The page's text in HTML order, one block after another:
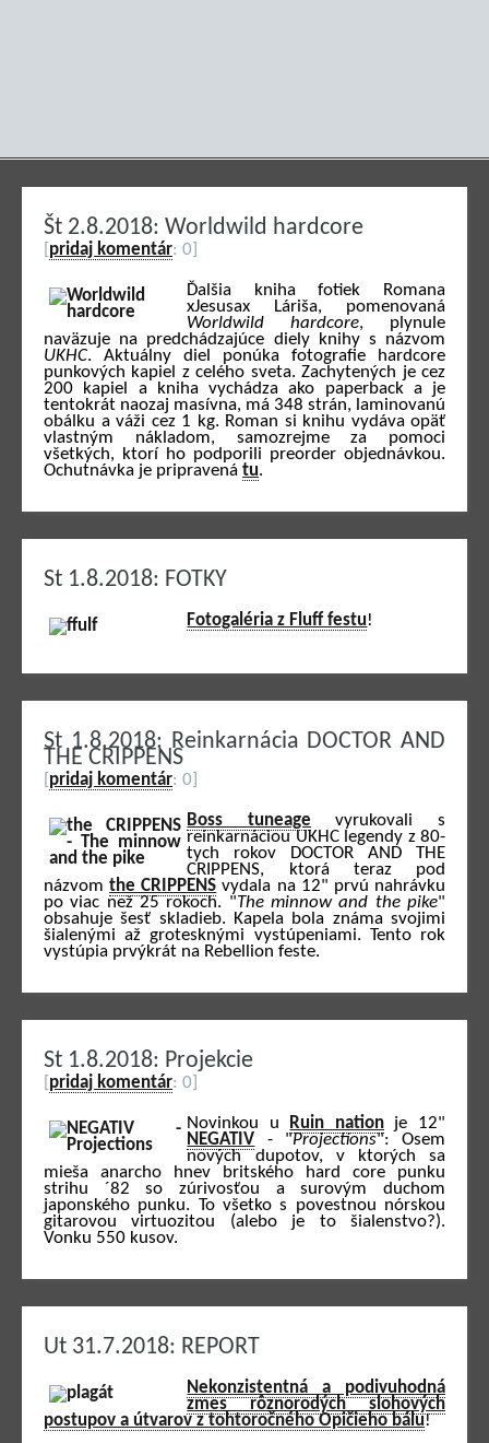
Št 2.8.2018: Worldwild hardcore
pridaj komentár: 0]
Ďalšia kniha fotiek Romana
xJesusax Láriša, pomenovaná
Worldwild hardcore, plynule
naväzuje na predchádzajúce diely knihy s názvom
UKHC. Aktuálny diel ponúka fotografie hardcore
punkových kapiel z celého sveta. Zachytených je cez
200 kapiel a kniha vychádza ako paperback a je
tentokrát naozaj masívna, má 348 strán, laminovanú
obálku a váži cez 1 kg. Roman si knihu vydáva opäť
vlastným nákladom, samozrejme za pomoci
všetkých, ktorí ho podporili preorder objednávkou.
Ochutnávka je pripravená tu.
St 1.8.2018: FOTKY
Fotogaléria z Fluff festu!
St 1.8.2018: Reinkarnácia DOCTOR AND
THE CRIPPENS
pridaj komentár: 0]
Boss tuneage vyrukovali s
reinkarnáciou UKHC legendy z 80-
tych rokov DOCTOR AND THE
CRIPPENS, ktorá teraz pod
názvomthe CRIPPENS vydala na 12" prvú nahrávku
po viac než 25 rokoch. "The minnow and the pike"
obsahuje šesť skladieb. Kapela bola známa svojimi
šialenými až grotesknými vystúpeniami. Tento rok
vystúpia prvýkrát na Rebellion feste.
St 1.8.2018: Projekcie
pridaj komentár: 0]
Novinkou u Ruin nationje 12"
NEGATIV - "Projections": Osem
nových dupotov, v ktorých sa
mieša anarcho hnev britského hard core punku
strihu ´82 so zúrivosťou a surovým duchom
japonského punku. To všetko s povestnou nórskou
gitarovou virtuozitou (alebo je to šialenstvo?).
Vonku 550 kusov.
Ut 31.7.2018: REPORT
Nekonzistentná a podivuhodná
zmes rôznorodých slohových
postupov a útvarov z tohtoročného Opičieho bálu!